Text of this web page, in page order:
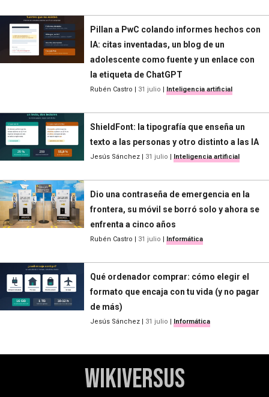
Pillan a PwC colando informes hechos con
IA: citas inventadas, un blog de un
adolescente como fuente y un enlace con
la etiqueta de ChatGPT
Rubén Castro 31 julio Inteligencia artificial
ShieldFont: la tipografía que enseña un
texto a las personas y otro distinto a las IA
Jesús Sánchez 31 julio Inteligencia artificial
Dio una contraseña de emergencia en la
frontera, su móvil se borró solo y ahora se
enfrenta a cinco años
Rubén Castro 31 julio Informática
Qué ordenador comprar: cómo elegir el
formato que encaja con tu vida (y no pagar
de más)
Jesús Sánchez 31 julio Informática
WikiVersus